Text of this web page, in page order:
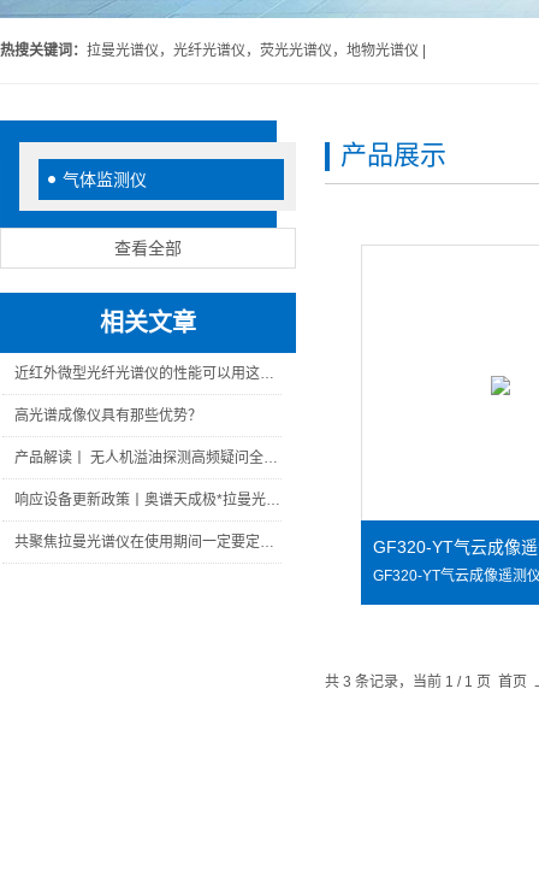
热搜关键词： 拉曼光谱仪，光纤光谱仪，荧光光谱仪，地物光谱仪 |
气体监测仪
查看全部
相关文章
近红外微型光纤光谱仪的性能可以用这六个参数来体现
高光谱成像仪具有那些优势？
产品解读丨 无人机溢油探测高频疑问全解答，一文看懂核心性能
响应设备更新政策丨奥谱天成极*拉曼光谱产品清单请查收
共聚焦拉曼光谱仪在使用期间一定要定期进行性能检定
产品展示
GF320-YT气云成像
共 3 条记录，当前 1 / 1 页 首